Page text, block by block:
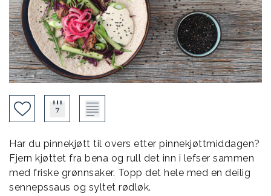
Har du pinnekjøtt til overs etter pinnekjøttmiddagen?
Fjern kjøttet fra bena og rull det inn i lefser sammen
med friske grønnsaker. Topp det hele med en deilig
sennepssaus og syltet rødløk.